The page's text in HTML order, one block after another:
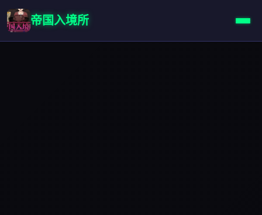
帝国入境所